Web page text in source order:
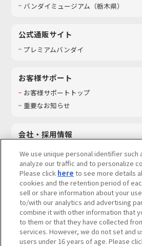
バンダイミュージアム（栃木県）
公式通販サイト
プレミアムバンダイ
お客様サポート
お客様サポートトップ
重要なお知らせ
会社・採用情報
採用情報
サステナビリティ
お問い合わせ
ウェブサイトご利用条件 ソーシャルメディアポ
We use unique personal identifier such
analyze our traffic and to personalize
Please click here to see more details
cookies and the retention period of
sell or share information about your
to/with our analytics and advertising
combine it with other information that
to them or that they have collected
services. However, we do not set and
users under 16 years of age. Please